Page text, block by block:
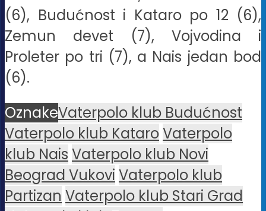
(6), Budućnost i Kataro po 12 (6),
Zemun devet (7), Vojvodina i
Proleter po tri (7), a Nais jedan bod
(6).
OznakeVaterpolo klub Budućnost
Vaterpolo klub KataroVaterpolo
klub Nais Vaterpolo klub Novi
Beograd Vukovi Vaterpolo klub
Partizan Vaterpolo klub Stari Grad